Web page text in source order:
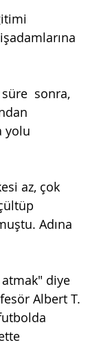
sonra,
yolu
az, çok
Adına
diye
Albert T.